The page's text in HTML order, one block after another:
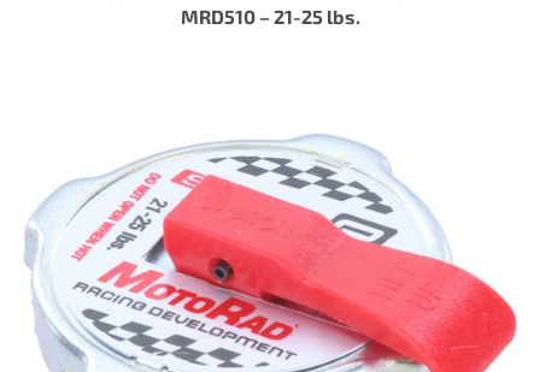
MRD510 – 21-25 lbs.